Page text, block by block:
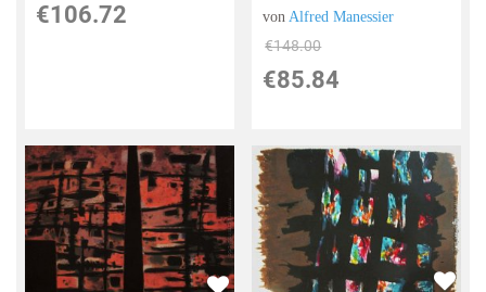
€106.72 von Alfred Manessier
€148.00
€85.84